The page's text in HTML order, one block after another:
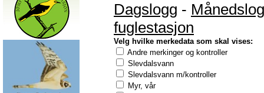
Dagslogg -
fuglestasjon
Velg hvilke merkedata som skal vises:
Andre merkinger og kontroller
Slevdalsvann
Slevdalsvann m/kontroller
Myr, vår